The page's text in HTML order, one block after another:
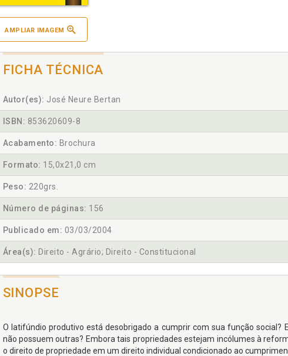
AMPLIAR IMAGEM
FICHA TÉCNICA
Autor(es): José Neure Bertan
ISBN: 853620609-8
Acabamento: Brochura
Formato: 15,0x21,0 cm
Peso: 220grs.
Número de páginas: 156
Publicado em: 03/03/2004
Área(s): Direito - Agrário; Direito - Constitucional
SINOPSE
O latifúndio produtivo está desobrigado a cumprir com sua função social?
não possuem outras? Embora tais propriedades estejam incólumes à
o direito de propriedade em um direito individual condicionado ao